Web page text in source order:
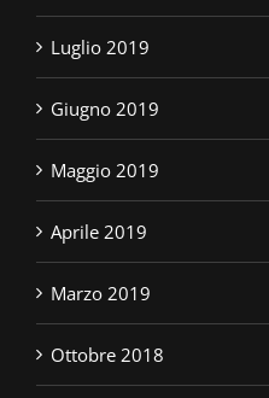
Luglio 2019
Giugno 2019
Maggio 2019
Aprile 2019
Marzo 2019
Ottobre 2018